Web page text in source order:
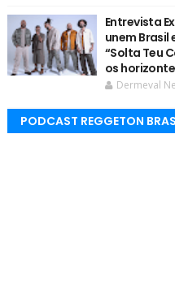
Entrevista
unem Brasil
“Solta Teu
os
Dermeval
PODCAST REGGETON